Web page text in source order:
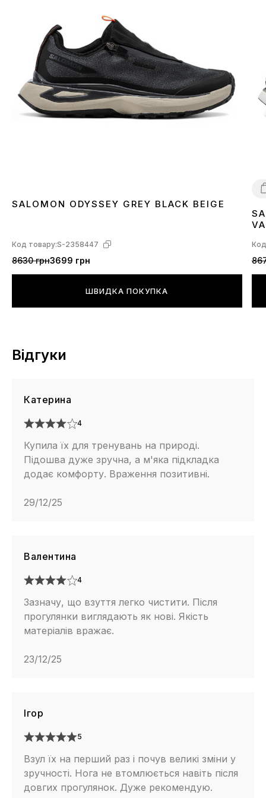
SALOMON ODYSSEY GREY BLACK BEIGE
Код товару:S-2358447
8630 грн3699 грн
ШВИДКА ПОКУПКА
Відгуки
Катерина
4
Купила їх для тренувань на природі.
Підошва дуже зручна, а м'яка підкладка
додає комфорту. Враження позитивні.
29/12/25
Валентина
4
Зазначу, що взуття легко чистити. Після
прогулянки виглядають як нові. Якість
матеріалів вражає.
23/12/25
Ігор
5
Взул їх на перший раз і почув великі зміни у
зручності. Нога не втомлюється навіть після
довгих прогулянок. Дуже рекомендую.